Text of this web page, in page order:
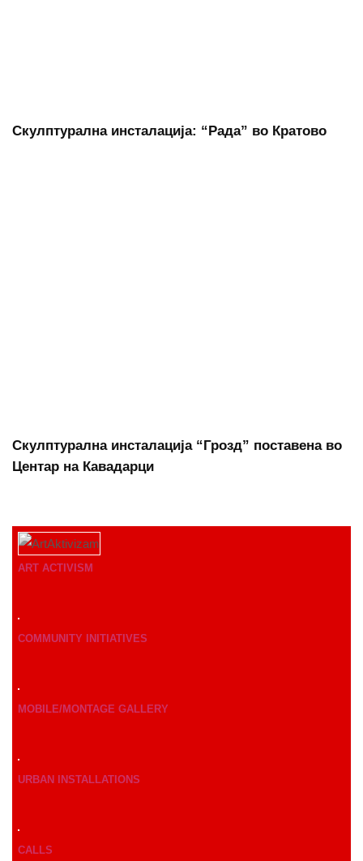
Скулптурална инсталација: “Рада” во Кратово
Скулптурална инсталација “Грозд” поставена во
Центар на Кавадарци
ART ACTIVISM
COMMUNITY INITIATIVES
MOBILE/MONTAGE GALLERY
URBAN INSTALLATIONS
CALLS